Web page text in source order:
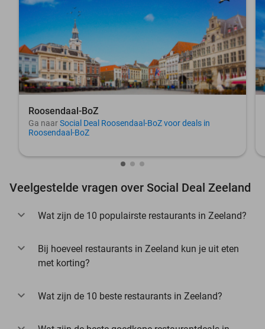
Roosendaal-BoZ
Ga naarSocial Deal Roosendaal-BoZ voor deals in
Roosendaal-BoZ
Veelgestelde vragen over Social Deal Zeeland
Wat zijn de 10 populairste restaurants in Zeeland?
Bij hoeveel restaurants in Zeeland kun je uit eten
met korting?
Wat zijn de 10 beste restaurants in Zeeland?